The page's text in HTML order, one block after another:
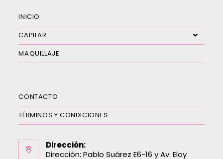
INICIO
CAPILAR
MAQUILLAJE
CONTACTO
TÉRMINOS Y CONDICIONES
Dirección:
Dirección: Pablo Suárez E6-16 y Av. Eloy